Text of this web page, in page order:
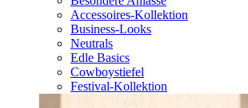
Accessoires-Kollektion
Business-Looks
Neutrals
Edle Basics
Cowboystiefel
Festival-Kollektion